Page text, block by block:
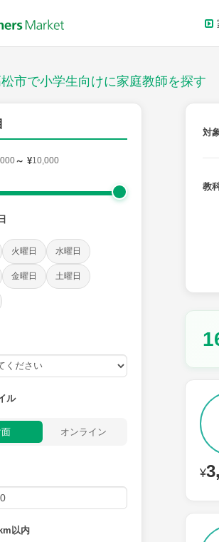
市で小学生向けに家庭教師を探す
～ ¥10,000
火曜日 水曜日
金曜日 土曜日
ル
オンライン
km以内
対
教
¥
算数 理科